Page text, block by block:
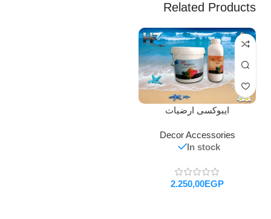
Related Products
ايبوكسى ارضيات
Decor Accessories
In stock
EGP